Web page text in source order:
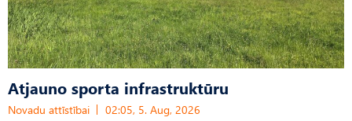
Atjauno sporta infrastruktūru
Novadu attīstībai 02:05, 5. Aug, 2026